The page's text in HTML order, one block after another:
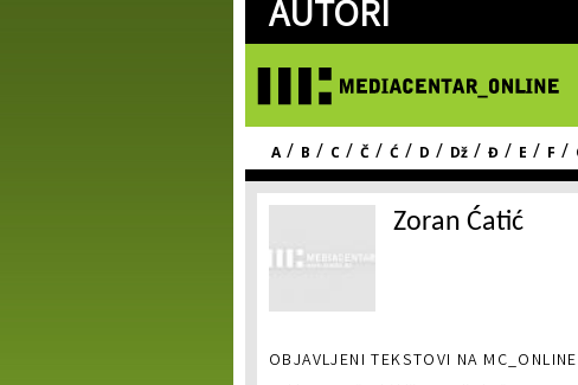
AUTORI
A / B / C / Č / Ć / D / Dž / Đ / E / F /
Zoran Ćatić
OBJAVLJENI TEKSTOVI NA